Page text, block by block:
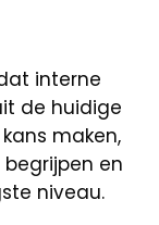
interne
de huidige
maken,
en
niveau.